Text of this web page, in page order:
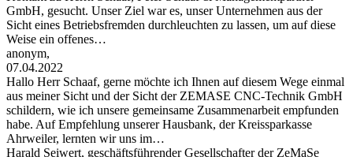
GmbH, gesucht. Unser Ziel war es, unser Unternehmen aus der
Sicht eines Betriebsfremden durchleuchten zu lassen, um auf diese
Weise ein offenes…
anonym,
07.04.2022
Hallo Herr Schaaf, gerne möchte ich Ihnen auf diesem Wege einmal
aus meiner Sicht und der Sicht der ZEMASE CNC-Technik GmbH
schildern, wie ich unsere gemeinsame Zusammenarbeit empfunden
habe. Auf Empfehlung unserer Hausbank, der Kreissparkasse
Ahrweiler, lernten wir uns im…
Harald Seiwert, geschäftsführender Gesellschafter der ZeMaSe